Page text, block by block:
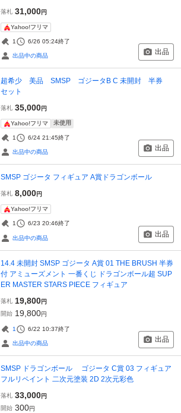
落札 31,000円
Yahoo!フリマ
1 6/26 05:24終了
出品中の商品 出品
超希少 美品 SMSP ゴジータB C 未開封 半券
セット
落札 35,000円
Yahoo!フリマ 未使用
1 6/24 21:45終了
出品中の商品 出品
SMSP ゴジータ フィギュア A賞ドラゴンボール
落札 8,000円
Yahoo!フリマ
1 6/23 20:46終了
出品中の商品 出品
14.4 未開封 SMSP ゴジータ A賞 01 THE BRUSH 半券
付 アミューズメント 一番くじ ドラゴンボール超 SUP
ER MASTER STARS PIECE フィギュア
落札 19,800円
開始 19,800円
1 6/22 10:37終了
出品中の商品 出品
SMSP ドラゴンボール ゴジータ C賞 03 フィギュア
フルリペイント 二次元塗装 2D 2次元彩色
落札 33,000円
開始 300円